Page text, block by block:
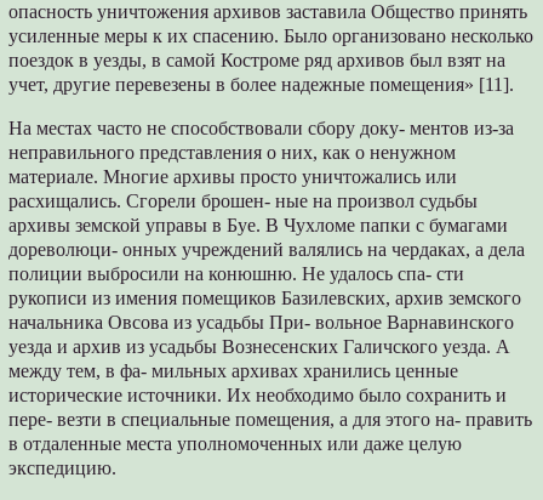
опасность уничтожения архивов заставила Общество принять
усиленные меры к их спасению. Было организовано несколько
поездок в уезды, в самой Костроме ряд архивов был взят на
учет, другие перевезены в более надежные помещения» [11].
На местах часто не способствовали сбору доку- ментов из-за
неправильного представления о них, как о ненужном
материале. Многие архивы просто уничтожались или
расхищались. Сгорели брошен- ные на произвол судьбы
архивы земской управы в Буе. В Чухломе папки с бумагами
дореволюци- онных учреждений валялись на чердаках, а дела
полиции выбросили на конюшню. Не удалось спа- сти
рукописи из имения помещиков Базилевских, архив земского
начальника Овсова из усадьбы При- вольное Варнавинского
уезда и архив из усадьбы Вознесенских Галичского уезда. А
между тем, в фа- мильных архивах хранились ценные
исторические источники. Их необходимо было сохранить и
пере- везти в специальные помещения, а для этого на- править
в отдаленные места уполномоченных или даже целую
экспедицию.